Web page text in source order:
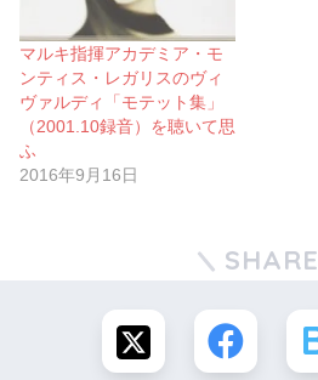
マルキ指揮アカデミア・モ
ンティス・レガリスのヴィ
ヴァルディ「モテット集」
（2001.10録音）を聴いて思
ふ
2016年9月16日
SHARE